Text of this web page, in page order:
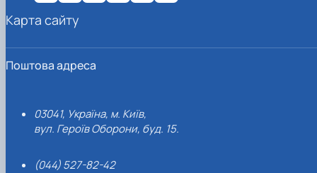
Поштова адреса
03041, Україна, м. Київ,
вул. Героїв Оборони, буд. 15.
(044) 527-82-42
Карта сайту